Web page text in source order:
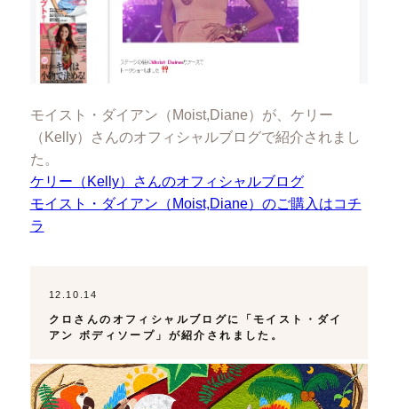
モイスト・ダイアン（Moist,Diane）が、ケリー
（Kelly）さんのオフィシャルブログで紹介されまし
た。
ケリー（Kelly）さんのオフィシャルブログ
モイスト・ダイアン（Moist,Diane）のご購入はコチ
ラ
12.10.14
クロさんのオフィシャルブログに「モイスト・ダイ
アン ボディソープ」が紹介されました。